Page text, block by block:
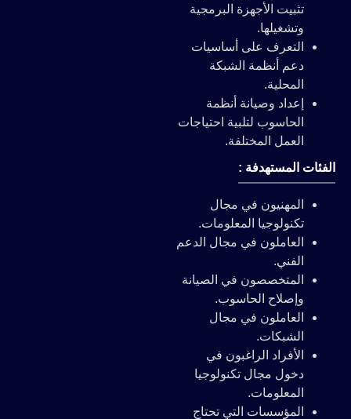
تثبيت الأجهزة البرمجية
وتشغيلها.
التعرف على أساسيات
دعم أنظمة الشبكة
المحلية.
إعداد وصيانة أنظمة
الحاسوب لتلبية احتياجات
العمل المختلفة.
الفئات المستهدفة :
المهنيون في مجال
تكنولوجيا المعلومات.
العاملون في مجال الدعم
الفني.
المتخصصون في الصيانة
وإصلاح الحاسوب.
العاملون في مجال
الشبكات.
الأفراد الراغبون في
دخول مجال تكنولوجيا
المعلومات.
المؤسسات التي تحتاج